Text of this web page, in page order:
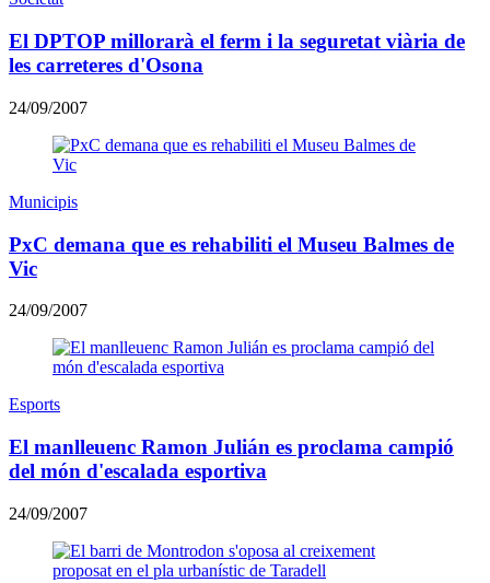
El DPTOP millorarà el ferm i la seguretat viària de
les carreteres d'Osona
24/09/2007
Municipis
PxC demana que es rehabiliti el Museu Balmes de
Vic
24/09/2007
Esports
El manlleuenc Ramon Julián es proclama campió
del món d'escalada esportiva
24/09/2007